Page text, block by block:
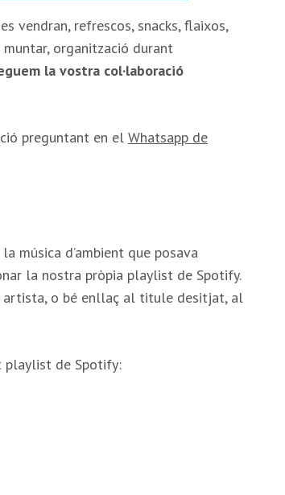
vendran, refrescos, snacks, flaixos,
organització durant
la vostra col·laboració
preguntant en el Whatsapp de
música d’ambient que posava
la nostra pròpia playlist de Spotify.
artista, o bé enllaç al titule desitjat, al
playlist de Spotify: